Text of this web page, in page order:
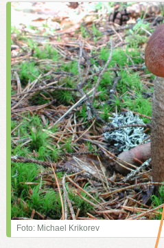
Foto: Michael Krikorev